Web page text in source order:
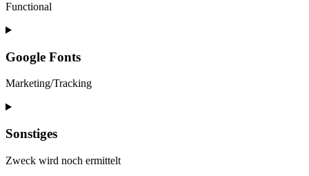
not-
track
Functional
Consent
service
wordpress
Google Fonts
Marketing/Tracking
Consent
service
fonts
Sonstiges
Zweck wird noch ermittelt